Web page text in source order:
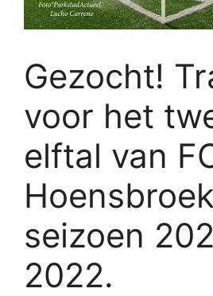
Gezocht!
voor het
elftal van
seizoen
2022.